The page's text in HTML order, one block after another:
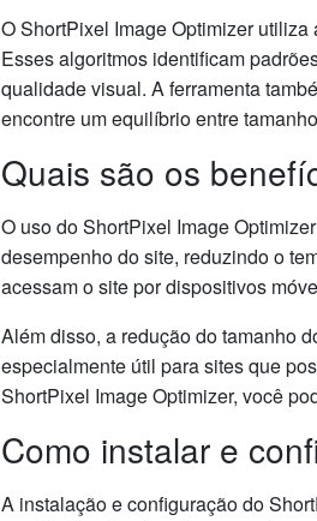
O ShortPixel Image Optimizer
Esses algoritmos identificam
qualidade visual. A ferramenta
encontre um equilíbrio entre
Quais são os
O uso do ShortPixel Image
desempenho do site, reduzindo o
acessam o site por dispositivos
Além disso, a redução do tamanho
especialmente útil para sites que
ShortPixel Image Optimizer, você
Como instalar e
A instalação e configuração do